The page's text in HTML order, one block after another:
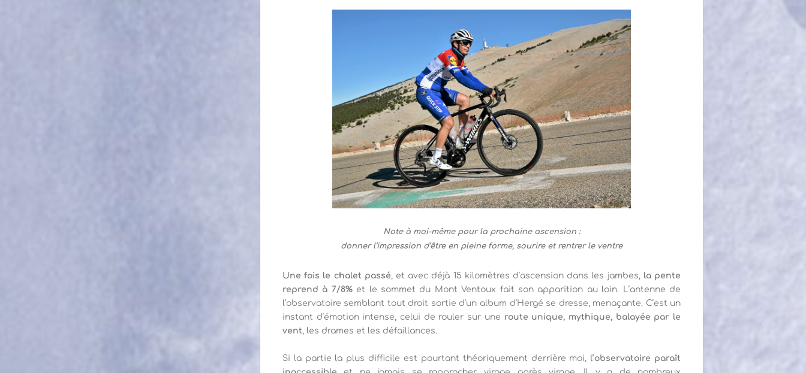
Note à moi-même pour la prochaine ascension :
donner l’impression d’être en pleine forme, sourire et rentrer le ventre
Une fois le chalet passé, et avec déjà 15 kilomètres d’ascension dans les jambes, la pente
reprend à 7/8%et le sommet du Mont Ventoux fait son apparition au loin. L’antenne de
l’observatoire semblant tout droit sortie d’un album d’Hergé se dresse, menaçante. C’est un
instant d’émotion intense, celui de rouler sur une route unique, mythique, balayée par le
vent, les drames et les défaillances.
Si la partie la plus difficile est pourtant théoriquement derrière moi, l’observatoire paraît